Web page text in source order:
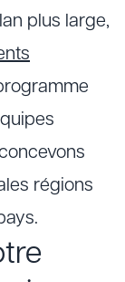
plus large,
régions